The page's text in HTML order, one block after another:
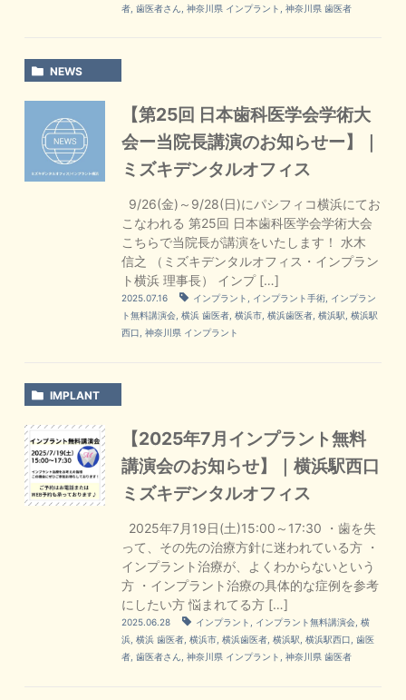
者 ,歯医者さん ,神奈川県 インプラント ,神奈川県 歯医者
NEWS
【第25回 日本歯科医学会学術大
会ー当院長講演のお知らせー】｜
ミズキデンタルオフィス
9/26(金)～9/28(日)にパシフィコ横浜にてお
こなわれる 第25回 日本歯科医学会学術大会
こちらで当院長が講演をいたします！ 水木
信之 （ミズキデンタルオフィス・インプラン
ト横浜 理事長） インプ […]
2025.07.16 インプラント インプラント手術 インプラン
ト無料講演会 ,横浜 歯医者 ,横浜市 ,横浜歯医者 ,横浜駅 ,横浜駅
西口 ,神奈川県 インプラント
IMPLANT
【2025年7月インプラント無料
講演会のお知らせ】｜横浜駅西口
ミズキデンタルオフィス
2025年7月19日(土)15:00～17:30 ・歯を失
って、その先の治療方針に迷われている方 ・
インプラント治療が、よくわからないという
方 ・インプラント治療の具体的な症例を参考
にしたい方 悩まれてる方 […]
2025.06.28 インプラント インプラント無料講演会 ,横
浜 ,横浜 歯医者 ,横浜市 ,横浜歯医者 ,横浜駅 ,横浜駅西口 ,歯医
者 ,歯医者さん ,神奈川県 インプラント ,神奈川県 歯医者